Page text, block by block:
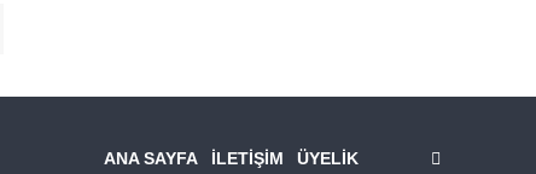
ANA SAYFA
İLETİŞİM ÜYELİK